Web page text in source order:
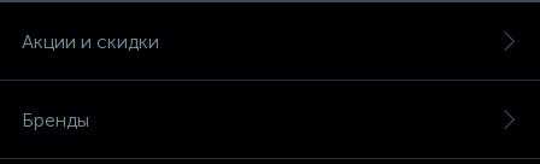
Акции и скидки
Бренды